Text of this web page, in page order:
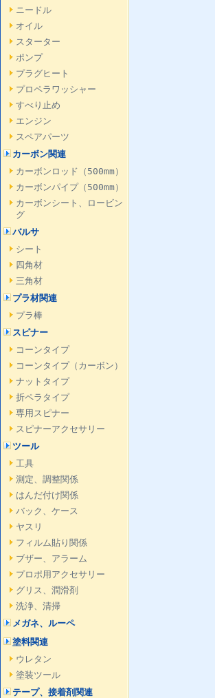
ニードル
オイル
スターター
ポンプ
プラグヒート
プロペラワッシャー
すべり止め
エンジン
スペアパーツ
カーボン関連
カーボンロッド（500mm）
カーボンパイプ（500mm）
カーボンシート、ロービン
グ
バルサ
シート
四角材
三角材
プラ材関連
プラ棒
スピナー
コーンタイプ
コーンタイプ（カーボン）
ナットタイプ
折ペラタイプ
専用スピナー
スピナーアクセサリー
ツール
工具
測定、調整関係
はんだ付け関係
バック、ケース
ヤスリ
フィルム貼り関係
ブザー、アラーム
プロポ用アクセサリー
グリス、潤滑剤
洗浄、清掃
メガネ、ルーペ
塗料関連
ウレタン
塗装ツール
テープ、接着剤関連